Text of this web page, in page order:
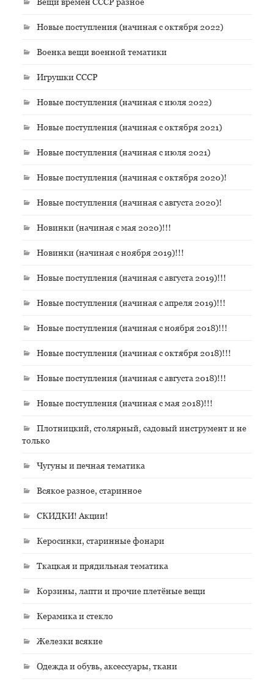
Новые поступления (начиная с октября 2022)
Военка вещи военной тематики
Игрушки СССР
Новые поступления (начиная с июля 2022)
Новые поступления (начиная с октября 2021)
Новые поступления (начиная с июля 2021)
Новые поступления (начиная с октября 2020)!
Новые поступления (начиная с августа 2020)!
Новинки (начиная с мая 2020)!!!
Новинки (начиная с ноября 2019)!!!
Новые поступления (начиная с августа 2019)!!!
Новые поступления (начиная с апреля 2019)!!!
Новые поступления (начиная с ноября 2018)!!!
Новые поступления (начиная с октября 2018)!!!
Новые поступления (начиная с августа 2018)!!!
Новые поступления (начиная с мая 2018)!!!
Плотницкий, столярный, садовый инструмент и не
только
Чугуны и печная тематика
Всякое разное, старинное
СКИДКИ! Акции!
Керосинки, старинные фонари
Ткацкая и прядильная тематика
Корзины, лапти и прочие плетёные вещи
Керамика и стекло
Железки всякие
Одежда и обувь, аксессуары, ткани